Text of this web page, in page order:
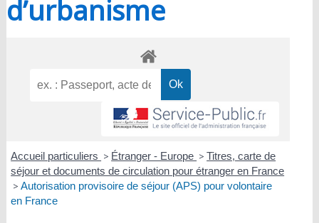
d’urbanisme
Accueil particuliers > Étranger - Europe > Titres, carte de
séjour et documents de circulation pour étranger en France
> Autorisation provisoire de séjour (APS) pour volontaire
en France